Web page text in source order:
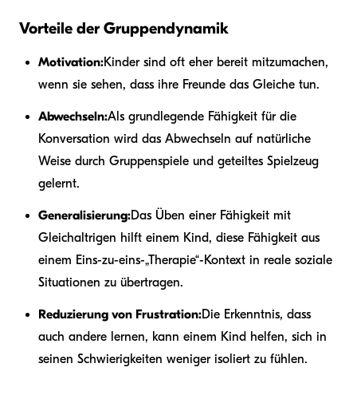
Vorteile der Gruppendynamik
Motivation:Kinder sind oft eher bereit mitzumachen,
wenn sie sehen, dass ihre Freunde das Gleiche tun.
Abwechseln:Als grundlegende Fähigkeit für die
Konversation wird das Abwechseln auf natürliche
Weise durch Gruppenspiele und geteiltes Spielzeug
gelernt.
Generalisierung:Das Üben einer Fähigkeit mit
Gleichaltrigen hilft einem Kind, diese Fähigkeit aus
einem Eins-zu-eins-„Therapie“-Kontext in reale soziale
Situationen zu übertragen.
Reduzierung von Frustration:Die Erkenntnis, dass
auch andere lernen, kann einem Kind helfen, sich in
seinen Schwierigkeiten weniger isoliert zu fühlen.